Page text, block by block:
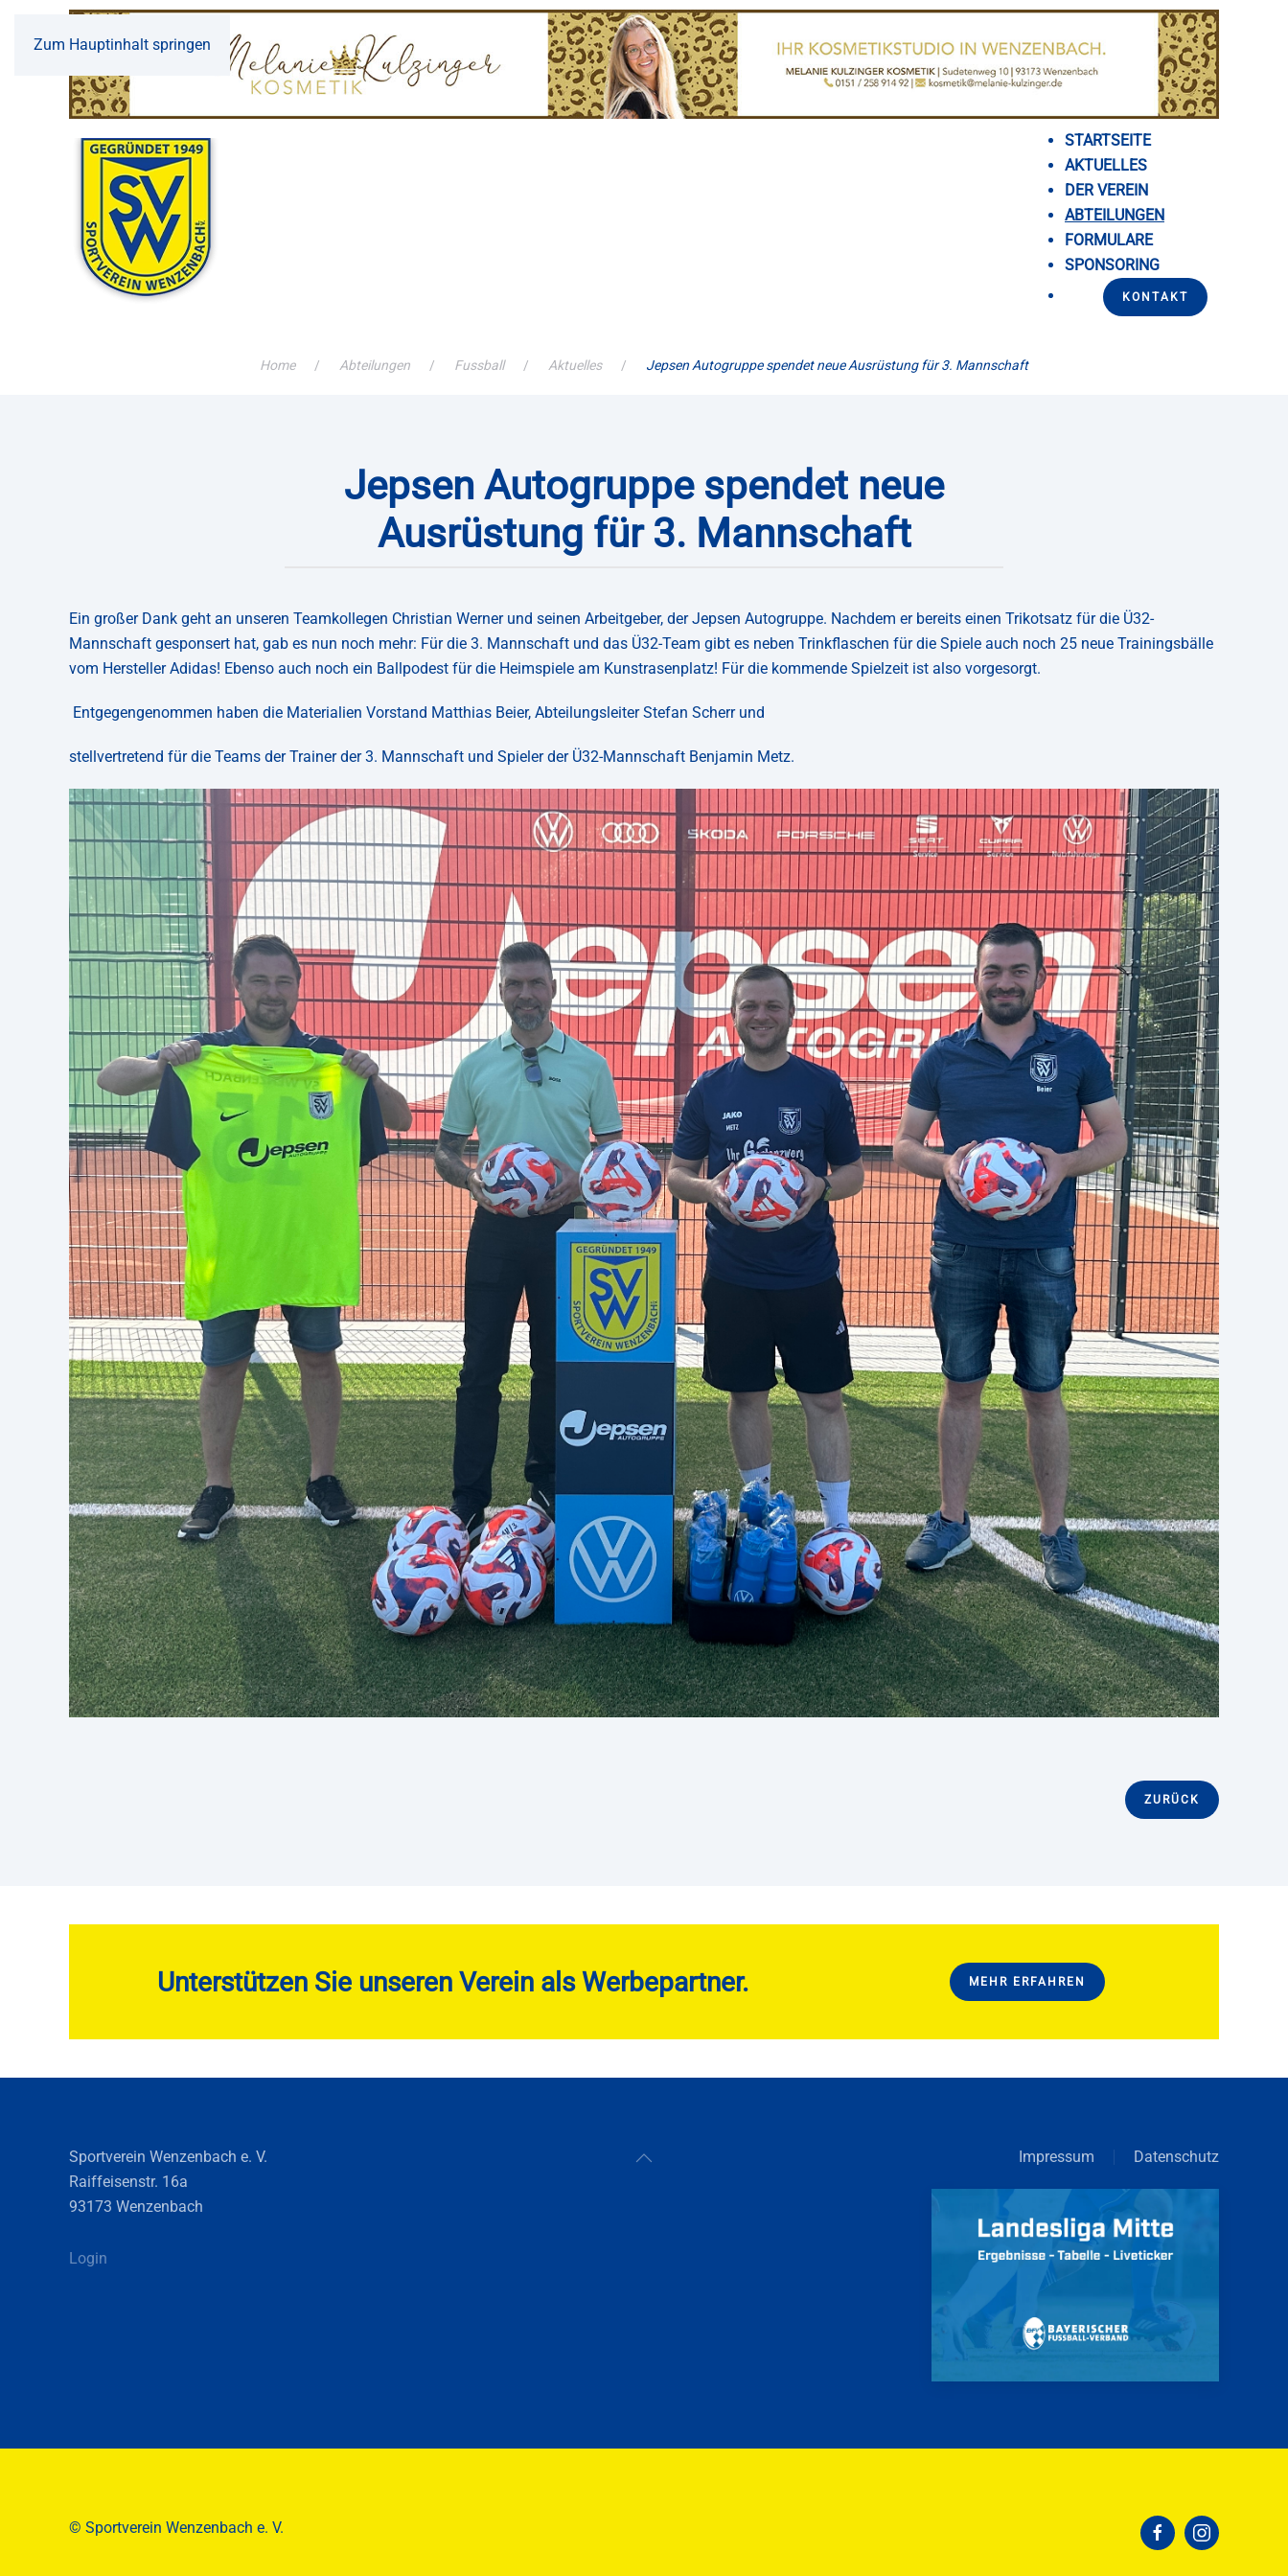
Zum Hauptinhalt springen
STARTSEITE
AKTUELLES
DER VEREIN
ABTEILUNGEN
FORMULARE
SPONSORING
KONTAKT
Home Abteilungen Fussball Aktuelles Jepsen Autogruppe spendet neue Ausrüstung für 3. Mannschaft
Jepsen Autogruppe spendet neue
Ausrüstung für 3. Mannschaft
Ein großer Dank geht an unseren Teamkollegen Christian Werner und seinen Arbeitgeber, der Jepsen Autogruppe. Nachdem er bereits einen Trikotsatz für die Ü32-
Mannschaft gesponsert hat, gab es nun noch mehr: Für die 3. Mannschaft und das Ü32-Team gibt es neben Trinkflaschen für die Spiele auch noch 25 neue Trainingsbälle
vom Hersteller Adidas! Ebenso auch noch ein Ballpodest für die Heimspiele am Kunstrasenplatz! Für die kommende Spielzeit ist also vorgesorgt.
Entgegengenommen haben die Materialien Vorstand Matthias Beier, Abteilungsleiter Stefan Scherr und
stellvertretend für die Teams der Trainer der 3. Mannschaft und Spieler der Ü32-Mannschaft Benjamin Metz.
ZURÜCK
Unterstützen Sie unseren Verein als Werbepartner. MEHR ERFAHREN
Sportverein Wenzenbach e. V.
Raiffeisenstr. 16a
93173 Wenzenbach
Login
Impressum Datenschutz
© Sportverein Wenzenbach e. V.